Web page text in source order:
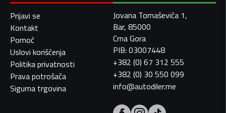
Prijavi se
Kontakt
Pomoć
Uslovi korišćenja
Politika privatnosti
Prava potrošača
Sigurna trgovina
Jovana Tomaševića 1,
Bar, 85000
Crna Gora
PIB: 03007448
+382 (0) 67 312 555
+382 (0) 30 550 099
info@autodiler.me